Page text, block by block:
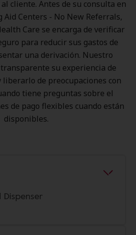
cliente. Antes de su consulta en
Aid Centers - No New Referrals,
Care se encarga de verificar
para reducir sus gastos de
una derivación. Nuestro
su experiencia de
de preocupaciones con
tiene preguntas sobre el
de pago flexibles cuando están
disponibles.